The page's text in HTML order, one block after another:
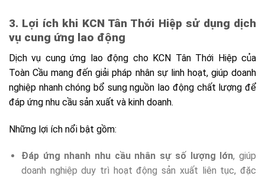
3. Lợi ích khi KCN Tân Thới Hiệp sử dụng dịch
vụ cung ứng lao động
Dịch vụ cung ứng lao động cho KCN Tân Thới Hiệp của
Toàn Cầu mang đến giải pháp nhân sự linh hoạt, giúp doanh
nghiệp nhanh chóng bổ sung nguồn lao động chất lượng để
đáp ứng nhu cầu sản xuất và kinh doanh.
Những lợi ích nổi bật gồm:
Đáp ứng nhanh nhu cầu nhân sự số lượng lớn, giúp
doanh nghiệp duy trì hoạt động sản xuất liên tục, đặc